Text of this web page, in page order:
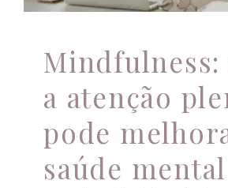
Mindfulness:
a atenção
pode
saúde mental